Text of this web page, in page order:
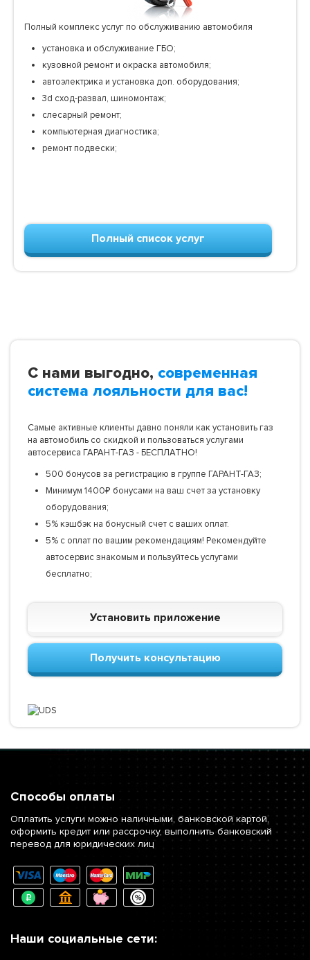
Полный комплекс услуг по обслуживанию автомобиля
установка и обслуживание ГБО;
кузовной ремонт и окраска автомобиля;
автоэлектрика и установка доп. оборудования;
3d сход-развал, шиномонтаж;
слесарный ремонт;
компьютерная диагностика;
ремонт подвески;
Полный список услуг
С нами выгодно, современная
система лояльности для вас!
Самые активные клиенты давно поняли как установить газ
на автомобиль со скидкой и пользоваться услугами
автосервиса ГАРАНТ-ГАЗ - БЕСПЛАТНО!
500 бонусов за регистрацию в группе ГАРАНТ-ГАЗ;
Минимум 1400₽ бонусами на ваш счет за установку
оборудования;
5% кэшбэк на бонусный счет с ваших оплат.
5% с оплат по вашим рекомендациям! Рекомендуйте
автосервис знакомым и пользуйтесь услугами
бесплатно;
Установить приложение
Получить консультацию
Способы оплаты
Оплатить услуги можно наличными, банковской картой,
оформить кредит или рассрочку, выполнить банковский
перевод для юридических лиц
Наши социальные сети: